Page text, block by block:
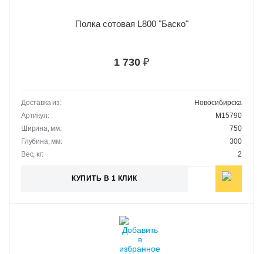
Полка сотовая L800 "Баско"
1 730 ₽
Доставка из:
Новосибирска
Артикул:
M15790
Ширина, мм:
750
Глубина, мм:
300
Вес, кг:
2
КУПИТЬ В 1 КЛИК